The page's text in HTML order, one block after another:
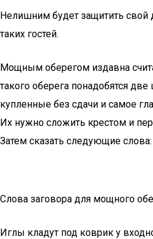
Нелишним будет защитить
таких гостей.
Мощным оберегом издавна
такого оберега понадобятся
купленные без сдачи и самое
Их нужно сложить крестом и
Затем сказать следующие слова:
Слова заговора для мощного
Иглы кладут под коврик у